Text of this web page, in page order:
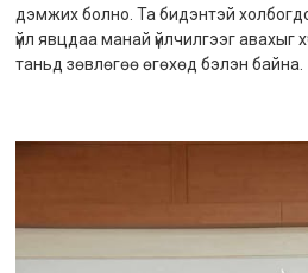
дэмжих болно. Та бидэнтэй
үйл явцдаа манай үйлчилгээг авахыг
таньд зөвлөгөө өгөхөд бэлэн байна.